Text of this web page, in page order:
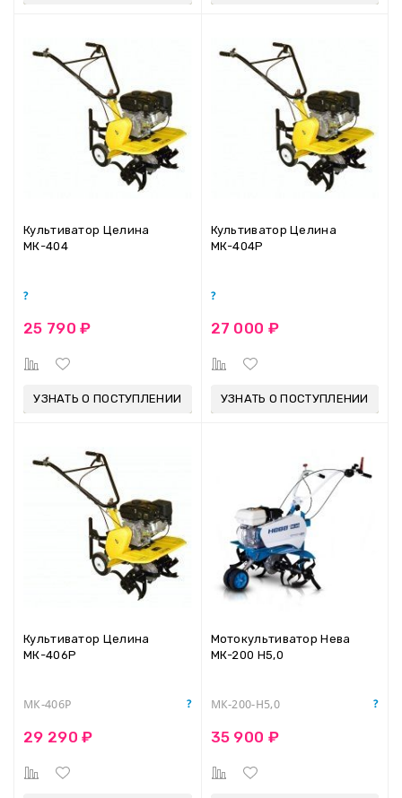
Культиватор Целина
МК-404
25 790 ₽
УЗНАТЬ О ПОСТУПЛЕНИИ
Культиватор Целина
МК-404Р
27 000 ₽
УЗНАТЬ О ПОСТУПЛЕНИИ
Культиватор Целина
МК-406Р
МК-406Р
29 290 ₽
Мотокультиватор Нева
МК-200 Н5,0
МК-200-Н5,0
35 900 ₽